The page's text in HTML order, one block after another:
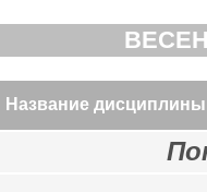
Название дисциплины